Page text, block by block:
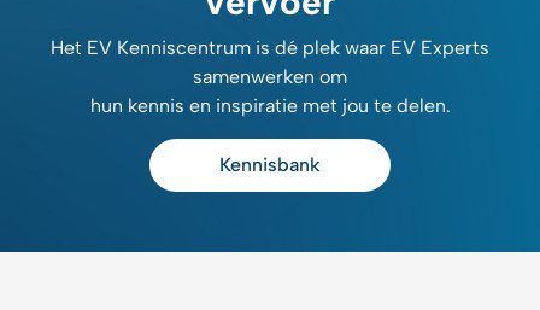
Het EV Kenniscentrum is dé plek waar EV Experts
samenwerken om
hun kennis en inspiratie met jou te delen.
Kennisbank